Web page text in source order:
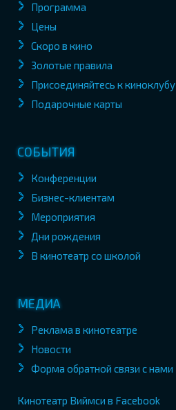
Программа
Цены
Скоро в кино
Золотые правила
Присоединяйтесь к киноклубу
Подарочные карты
СОБЫТИЯ
Конференции
Бизнес-клиентам
Мероприятия
Дни рождения
В кинотеатр со школой
МЕДИА
Реклама в кинотеатре
Новости
Форма обратной связи с нами
Кинотеатр Виймси в Facebook